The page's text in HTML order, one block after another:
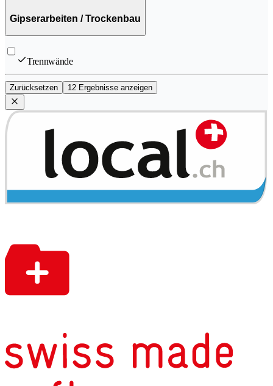
Gipserarbeiten / Trockenbau
Trennwände
Zurücksetzen 12 Ergebnisse anzeigen